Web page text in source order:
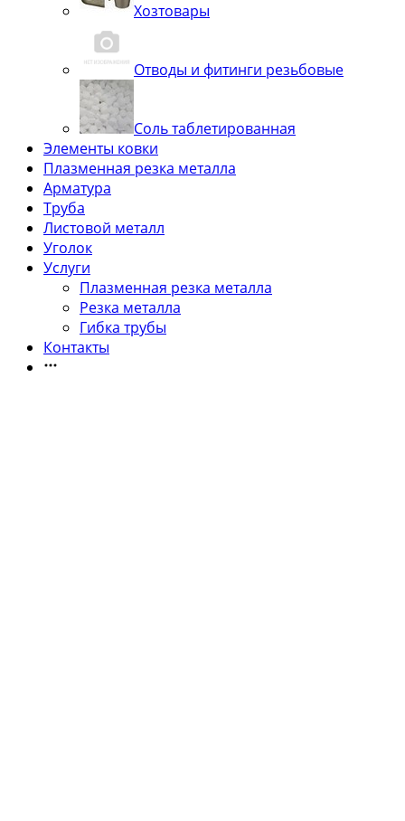
Хозтовары
Отводы и фитинги резьбовые
Соль таблетированная
Элементы ковки
Плазменная резка металла
Арматура
Труба
Листовой металл
Уголок
Услуги
Плазменная резка металла
Резка металла
Гибка трубы
Контакты